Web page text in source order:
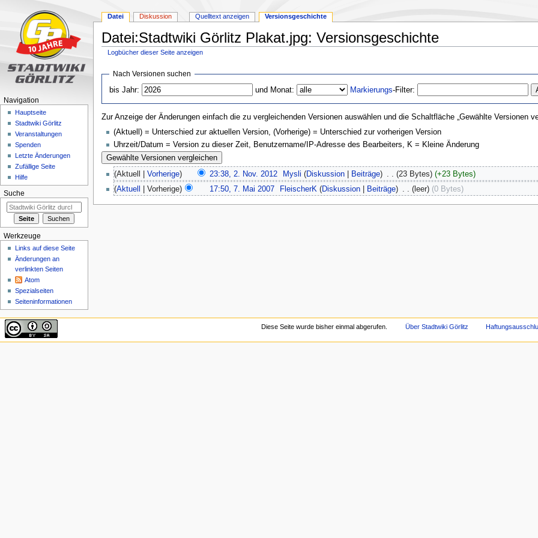
Datei:Stadtwiki Görlitz Plakat.jpg: Versionsgeschichte
Logbücher dieser Seite anzeigen
springen
springen
Nach Versionen suchen
bis Jahr:
und Monat: Markierungs-Filter:
Zur Anzeige der Änderungen einfach die zu vergleichenden Versionen auswählen und die Schaltfläche „Gewählte Versionen
(Aktuell) = Unterschied zur aktuellen Version, (Vorherige) = Unterschied zur vorherigen Version
Uhrzeit/Datum = Version zu dieser Zeit, Benutzername/IP-Adresse des Bearbeiters, K = Kleine Änderung
(Aktuell | Vorherige) 23:38, 2. Nov. 2012‎ Mysli (Diskussion Beiträge) (23 Bytes) (+23 Bytes)
(Aktuell | Vorherige) 17:50, 7. Mai 2007‎ FleischerK (Diskussion Beiträge) . . (leer) (0 Bytes)
Datei Diskussion Quelltext anzeigen Versionsgeschichte
Navigation
Hauptseite
Stadtwiki Görlitz
Veranstaltungen
Spenden
Letzte Änderungen
Zufällige Seite
Hilfe
Suche
Werkzeuge
Links auf diese Seite
Änderungen an
verlinkten Seiten
Atom
Spezialseiten
Seiten­informationen
Diese Seite wurde bisher einmal abgerufen. Über Stadtwiki Görlitz